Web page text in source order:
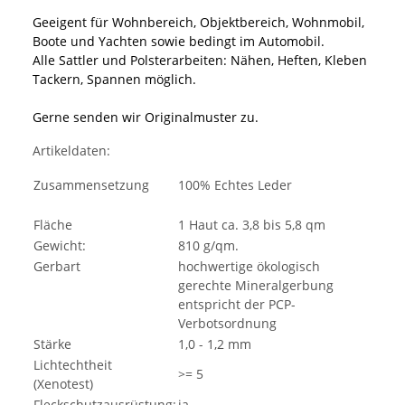
Geeigent für Wohnbereich, Objektbereich, Wohnmobil,
Boote und Yachten sowie bedingt im Automobil.
Alle Sattler und Polsterarbeiten: Nähen, Heften, Kleben
Tackern, Spannen möglich.
Gerne senden wir Originalmuster zu.
Artikeldaten:
Zusammensetzung
100% Echtes Leder
Fläche
1 Haut ca. 3,8 bis 5,8 qm
Gewicht:
810 g/qm.
Gerbart
hochwertige ökologisch
gerechte Mineralgerbung
entspricht der PCP-
Verbotsordnung
Stärke
1,0 - 1,2 mm
Lichtechtheit
(Xenotest)
>= 5